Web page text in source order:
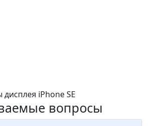
iPhone SE
вопросы